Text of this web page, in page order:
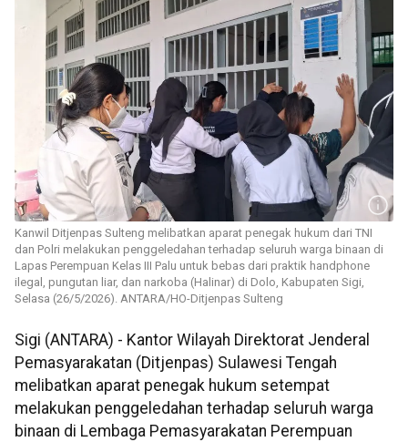
Kanwil Ditjenpas Sulteng melibatkan aparat penegak hukum dari TNI
dan Polri melakukan penggeledahan terhadap seluruh warga binaan di
Lapas Perempuan Kelas III Palu untuk bebas dari praktik handphone
ilegal, pungutan liar, dan narkoba (Halinar) di Dolo, Kabupaten Sigi,
Selasa (26/5/2026). ANTARA/HO-Ditjenpas Sulteng
Sigi (ANTARA) - Kantor Wilayah Direktorat Jenderal
Pemasyarakatan (Ditjenpas) Sulawesi Tengah
melibatkan aparat penegak hukum setempat
melakukan penggeledahan terhadap seluruh warga
binaan di Lembaga Pemasyarakatan Perempuan